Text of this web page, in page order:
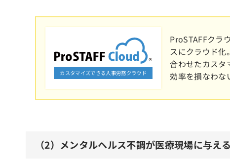
カスタマイズできる人事労務クラウド
ProSTAFFクラ
スにクラウド化
合わせたカスタ
効率を損なわな
（2）メンタルヘルス不調が医療現場に与え